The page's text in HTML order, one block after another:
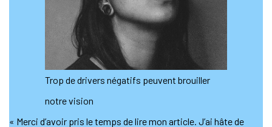
Trop de drivers négatifs peuvent brouiller
notre vision
« Merci d’avoir pris le temps de lire mon article. J’ai hâte de